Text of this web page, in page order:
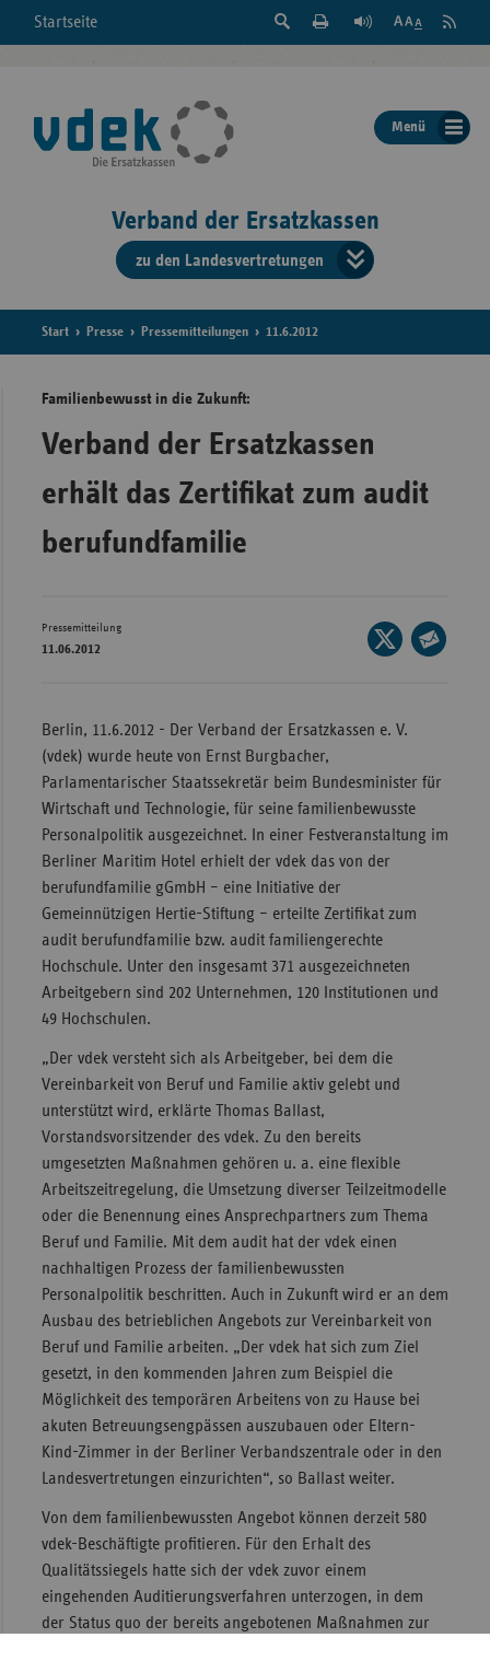
Startseite
Suche
der
Seite
Feed
Menü
Verband der Ersatzkassen
zu den Landesvertretungen
der
Start Presse Pressemitteilungen 11.6.2012
Familienbewusst in die Zukunft:
Verband der Ersatzkassen
erhält das Zertifikat zum audit
berufundfamilie
Pressemitteilung
11.06.2012
Seite
auf
teilen
Berlin, 11.6.2012 - Der Verband der Ersatzkassen e. V.
(vdek) wurde heute von Ernst Burgbacher,
Parlamentarischer Staatssekretär beim Bundesminister für
Wirtschaft und Technologie, für seine familienbewusste
Personalpolitik ausgezeichnet. In einer Festveranstaltung im
Berliner Maritim Hotel erhielt der vdek das von der
berufundfamilie gGmbH – eine Initiative der
Gemeinnützigen Hertie-Stiftung – erteilte Zertifikat zum
audit berufundfamilie bzw. audit familiengerechte
Hochschule. Unter den insgesamt 371 ausgezeichneten
Arbeitgebern sind 202 Unternehmen, 120 Institutionen und
49 Hochschulen.
„Der vdek versteht sich als Arbeitgeber, bei dem die
Vereinbarkeit von Beruf und Familie aktiv gelebt und
unterstützt wird, erklärte Thomas Ballast,
Vorstandsvorsitzender des vdek. Zu den bereits
umgesetzten Maßnahmen gehören u. a. eine flexible
Arbeitszeitregelung, die Umsetzung diverser Teilzeitmodelle
oder die Benennung eines Ansprechpartners zum Thema
Beruf und Familie. Mit dem audit hat der vdek einen
nachhaltigen Prozess der familienbewussten
Personalpolitik beschritten. Auch in Zukunft wird er an dem
Ausbau des betrieblichen Angebots zur Vereinbarkeit von
Beruf und Familie arbeiten. „Der vdek hat sich zum Ziel
gesetzt, in den kommenden Jahren zum Beispiel die
Möglichkeit des temporären Arbeitens von zu Hause bei
akuten Betreuungsengpässen auszubauen oder Eltern-
Kind-Zimmer in der Berliner Verbandszentrale oder in den
Landesvertretungen einzurichten“, so Ballast weiter.
Von dem familienbewussten Angebot können derzeit 580
vdek-Beschäftigte profitieren. Für den Erhalt des
Qualitätssiegels hatte sich der vdek zuvor einem
eingehenden Auditierungsverfahren unterzogen, in dem
der Status quo der bereits angebotenen Maßnahmen zur